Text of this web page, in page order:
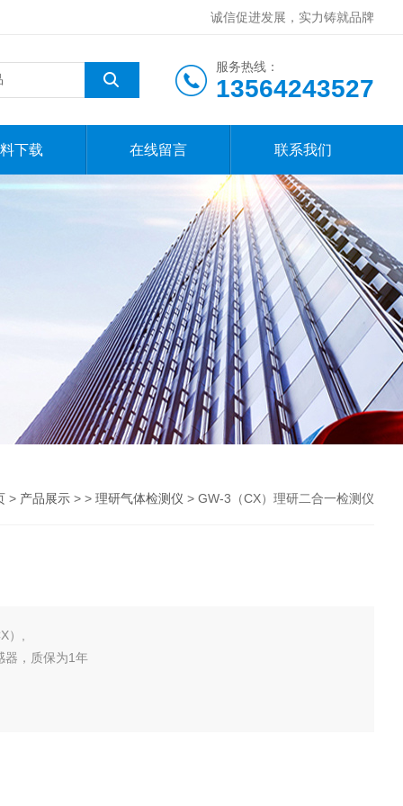
诚信促进发展，实力铸就品牌
服务热线：
13564243527
下载 在线留言 联系我们
> 产品展示 > > 理研气体检测仪 > GW-3（CX）理研二合一检测仪
,
器，质保为1年